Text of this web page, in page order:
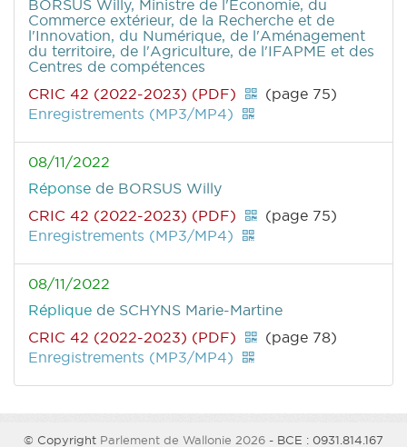
BORSUS Willy, Ministre de l'Economie, du
Commerce extérieur, de la Recherche et de
l'Innovation, du Numérique, de l'Aménagement
du territoire, de l'Agriculture, de l'IFAPME et des
Centres de compétences
CRIC 42 (2022-2023) (PDF)
(page 75)
Enregistrements (MP3/MP4)
08/11/2022
Réponse de BORSUS Willy
CRIC 42 (2022-2023) (PDF)
(page 75)
Enregistrements (MP3/MP4)
08/11/2022
Réplique de SCHYNS Marie-Martine
CRIC 42 (2022-2023) (PDF)
(page 78)
Enregistrements (MP3/MP4)
© Copyright Parlement de Wallonie 2026 - BCE : 0931.814.167